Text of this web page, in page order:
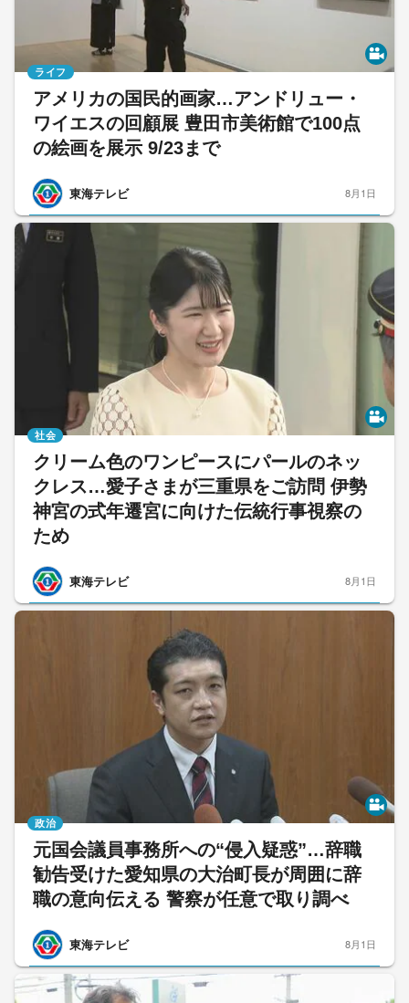
アメリカの国民的画家…アンドリュー・
ワイエスの回顧展 豊田市美術館で100点
の絵画を展示 9/23まで
東海テレビ
ライフ
8月1日
クリーム色のワンピースにパールのネッ
クレス…愛子さまが三重県をご訪問 伊勢
神宮の式年遷宮に向けた伝統行事視察の
ため
東海テレビ
社会
8月1日
元国会議員事務所への“侵入疑惑”…辞職
勧告受けた愛知県の大治町長が周囲に辞
職の意向伝える 警察が任意で取り調べ
東海テレビ
政治
8月1日